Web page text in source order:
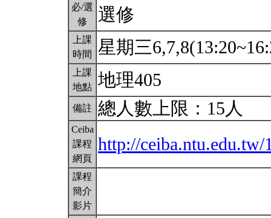
必/選
修
選修
上課
時間
星期三
上課
地點 地理405
備註 總人數上限：15人
Ceiba
課程
網頁
http://ceiba.ntu.edu.tw/
課程
簡介
影片